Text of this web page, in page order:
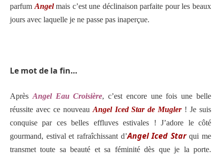
parfum Angelmais c’est une déclinaison parfaite pour les beaux
jours avec laquelle je ne passe pas inaperçue.
Le mot de la fin…
Après Angel Eau Croisière, c’est encore une fois une belle
réussite avec ce nouveau Angel Iced Star de Mugler! Je suis
conquise par ces belles effluves estivales ! J’adore le côté
gourmand, estival et rafraîchissant d’Angel Iced Starqui me
transmet toute sa beauté et sa féminité dès que je la porte.